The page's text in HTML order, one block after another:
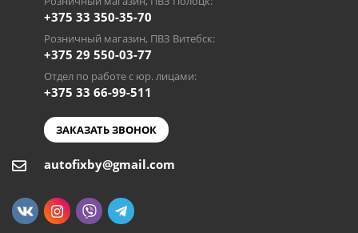
+375 33 350-35-70
Розничный магазин, ПВЗ Витебск:
+375 29 550-03-77
Отдел по работе с юр. лицами:
+375 33 66-99-511
ЗАКАЗАТЬ ЗВОНОК
autofixby@gmail.com